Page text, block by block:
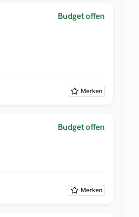
Budget offen
Merken
Budget offen
Merken